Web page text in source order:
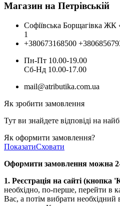
Магазин на Петрівській
Софіївська Борщагівка ЖК
1
+380673168500
Пн-Пт 10.00-19.00
Cб-Нд 10.00-17.00
mail@atributika.com.ua
Як зробити замовлення
Тут ви знайдете відповіді на
Як оформити замовлення?
ПоказатиСховати
Оформити замовлення можна
1. Реєстрація на сайті (кнопка
необхідно, по-перше, перейти в
Вас, а потім вибрати необхідний